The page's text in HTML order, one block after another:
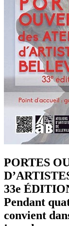
PORTES
33e
Pendant
convient